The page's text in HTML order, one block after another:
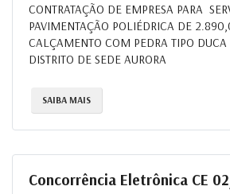
CONTRATAÇÃO DE EMPRESA PARA
PAVIMENTAÇÃO POLIÉDRICA DE
CALÇAMENTO COM PEDRA TIPO DUCA
DISTRITO DE SEDE AURORA
SAIBA MAIS
Concorrência Eletrônica CE